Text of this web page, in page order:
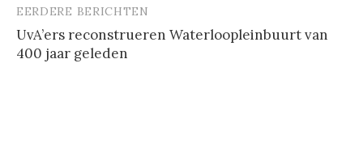
Berichtnavigatie
EERDERE BERICHTEN
UvA’ers reconstrueren Waterloopleinbuurt van
400 jaar geleden